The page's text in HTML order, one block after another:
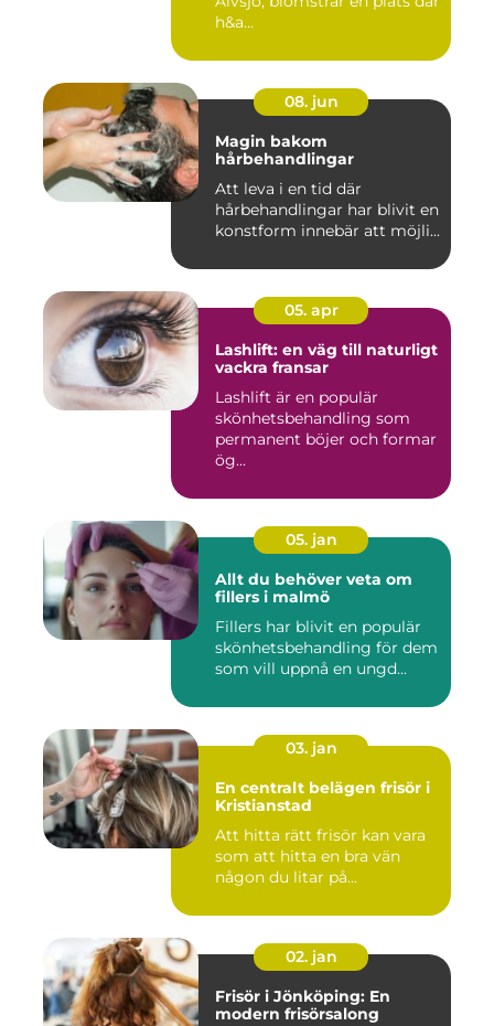
h&a...
08. jun
Magin bakom
hårbehandlingar
Att leva i en tid där
hårbehandlingar har blivit en
konstform innebär att möjli...
05. apr
Lashlift: en väg till naturligt
vackra fransar
Lashlift är en populär
skönhetsbehandling som
permanent böjer och formar
ög...
05. jan
Allt du behöver veta om
fillers i malmö
Fillers har blivit en populär
skönhetsbehandling för dem
som vill uppnå en ungd...
03. jan
En centralt belägen frisör i
Kristianstad
Att hitta rätt frisör kan vara
som att hitta en bra vän
någon du litar på...
02. jan
Frisör i Jönköping: En
modern frisörsalong